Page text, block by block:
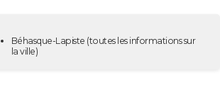
Béhasque-Lapiste (toutes les informations sur
la ville)